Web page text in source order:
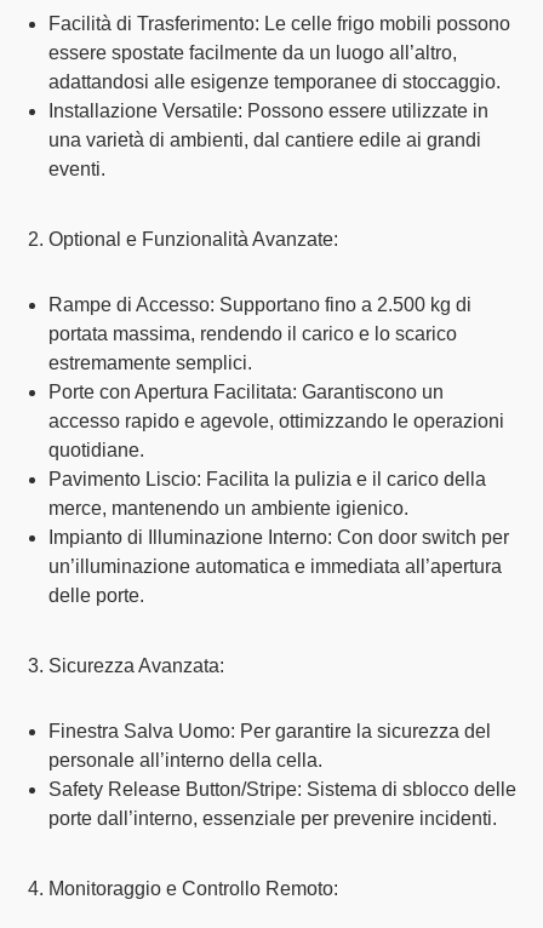
Facilità di Trasferimento: Le celle frigo mobili possono
essere spostate facilmente da un luogo all’altro,
adattandosi alle esigenze temporanee di stoccaggio.
Installazione Versatile: Possono essere utilizzate in
una varietà di ambienti, dal cantiere edile ai grandi
eventi.
Optional e Funzionalità Avanzate:
Rampe di Accesso: Supportano fino a 2.500 kg di
portata massima, rendendo il carico e lo scarico
estremamente semplici.
Porte con Apertura Facilitata: Garantiscono un
accesso rapido e agevole, ottimizzando le operazioni
quotidiane.
Pavimento Liscio: Facilita la pulizia e il carico della
merce, mantenendo un ambiente igienico.
Impianto di Illuminazione Interno: Con door switch per
un’illuminazione automatica e immediata all’apertura
delle porte.
Sicurezza Avanzata:
Finestra Salva Uomo: Per garantire la sicurezza del
personale all’interno della cella.
Safety Release Button/Stripe: Sistema di sblocco delle
porte dall’interno, essenziale per prevenire incidenti.
Monitoraggio e Controllo Remoto: